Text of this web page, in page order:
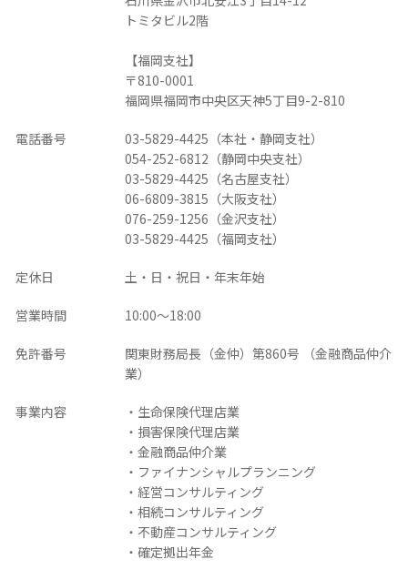
トミタビル2階
【福岡支社】
〒810-0001
福岡県福岡市中央区天神5丁目9-2-810
電話番号
03-5829-4425（本社・静岡支社）
054-252-6812（静岡中央支社）
03-5829-4425（名古屋支社）
06-6809-3815（大阪支社）
076-259-1256（金沢支社）
03-5829-4425（福岡支社）
定休日 土・日・祝日・年末年始
営業時間 10:00～18:00
免許番号
関東財務局長（金仲）第860号 （金融商品仲介
業）
事業内容
・生命保険代理店業
・損害保険代理店業
・金融商品仲介業
・ファイナンシャルプランニング
・経営コンサルティング
・相続コンサルティング
・不動産コンサルティング
・確定拠出年金